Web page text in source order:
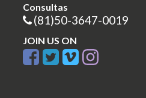
Consultas
(81)50-3647-0019
JOIN US ON